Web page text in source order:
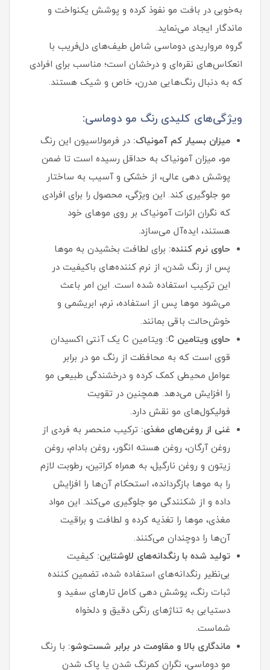
به‌خوبی در بافت مو نفوذ کرده و پوشش یکنواخت و
ماندگار ایجاد می‌نماید.
گروه مرواریدی دوماسی شامل طیف‌های دل‌فریب با
انعکاس‌های نقره‌ای و درخشان است؛ مناسب برای افرادی
که به دنبال رنگ‌هایی مدرن، خاص و شیک هستند.
ویژگی‌های کلیدی رنگ مو دوماسی:
میزان بسیار کم آمونیاک: در فرمولاسیون این رنگ
مو، میزان آمونیاک به حداقل رسیده است تا ضمن
پوشش‌ دهی عالی، از خشکی و آسیب به ساختار
مو جلوگیری کند. این ویژگی، محصول را برای افرادی
که نگران اثرات آمونیاک بر روی موهای خود
هستند، ایده‌آل می‌سازد.
حاوی نرم‌ کننده: برای لطافت بخشیدن به موها
پس از رنگ شدن، از نرم‌ کننده‌های باکیفیت در
این ترکیب استفاده شده است. این امر باعث
می‌شود موها پس از استفاده، نرم، ابریشمی و
خوش‌حالت باقی بمانند.
حاوی ویتامین C:
ویتامین C یک آنتی‌ اکسیدان
قوی است که به محافظت از رنگ مو در برابر
عوامل محیطی کمک کرده و درخشندگی طبیعی مو
را افزایش می‌دهد. همچنین در تقویت
فولیکول‌های مو نقش دارد.
غنی از روغن‌های مغذی: ترکیب منحصر به‌ فردی از
روغن آرگان، روغن هسته انگور، روغن بادام، روغن
زیتون و روغن نارگیل، به همراه کراتین، رطوبت لازم
را به موها بازگردانده، استحکام آن‌ها را افزایش
داده و از شکنندگی مو جلوگیری می‌کند. این مواد
مغذی، موها را تغذیه کرده و لطافت و براقیت
آن‌ها را دوچندان می‌کنند.
تولید شده با رنگدانه‌های لاوشتاین: کیفیت
بی‌نظیر رنگدانه‌های استفاده شده، تضمین‌ کننده
ثبات رنگ، پوشش‌ دهی کامل تارهای سفید و
دستیابی به تناژهای رنگی دقیق و دلخواه
شماست.
ماندگاری بالا و مقاومت در برابر شست‌وشو: با رنگ
مو دوماسی، نگران کمرنگ شدن یا پاک شدن